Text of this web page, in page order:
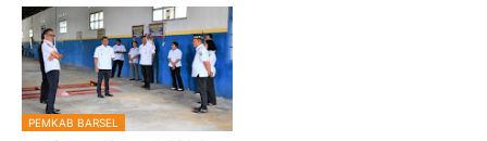
PEMKAB BARSEL